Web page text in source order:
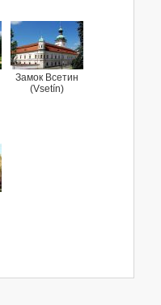
Замок Всетин
(Vsetín)